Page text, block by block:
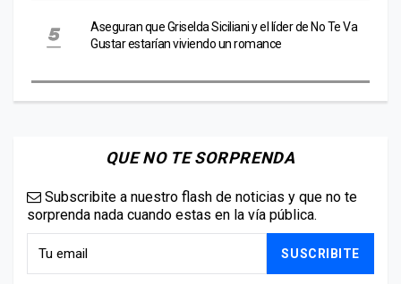
Aseguran que Griselda Siciliani y el líder de No Te Va
Gustar estarían viviendo un romance
QUE NO TE SORPRENDA
Subscribite a nuestro flash de noticias y que no te
sorprenda nada cuando estas en la vía pública.
SUSCRIBITE